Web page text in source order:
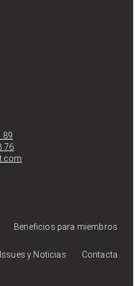
89
76
Beneficios para miembros
Issues y Noticias Contacta